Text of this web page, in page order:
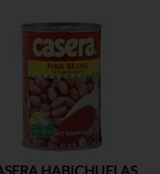
HABICHUELAS